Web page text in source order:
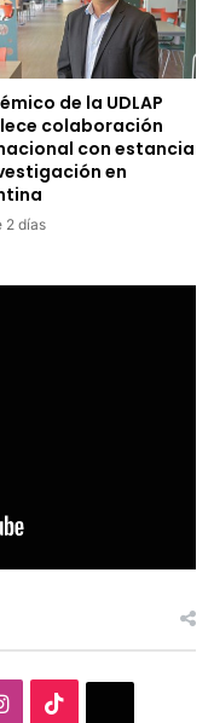
de la UDLAP
colaboración
con estancia
en
2 días
Instagram